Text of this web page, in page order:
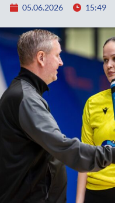
05.06.2026 15:49